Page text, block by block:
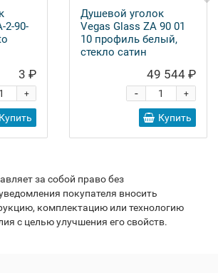
2-90-
3 ₽
+
Купить
Душевой уголок
Vegas Glass ZA 90 01
10 профиль белый,
стекло сатин
49 544 ₽
+
-
Купить
за собой право без
покупателя вносить
комплектацию или технологию
с целью улучшения его свойств.